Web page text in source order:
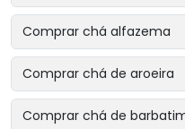
Comprar chá alfazema
Comprar chá de aroeira
Comprar chá de